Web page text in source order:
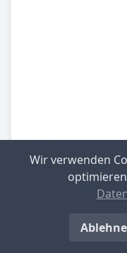
Be­sied­lung
Wir verwenden